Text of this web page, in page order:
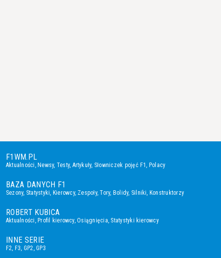
F1WM.PL
Aktualności ,Newsy, Testy, Artykuły, Słowniczek pojęć F1 Polacy
BAZA DANYCH F1
Sezony, Statystyki Kierowcy, Zespoły,Tory, Bolidy, Silniki Konstruktorzy
ROBERT KUBICA
Aktualności ,Profil kierowcy,Osiągnięcia Statystyki kierowcy
INNE SERIE
F2 F3 GP2 ,GP3